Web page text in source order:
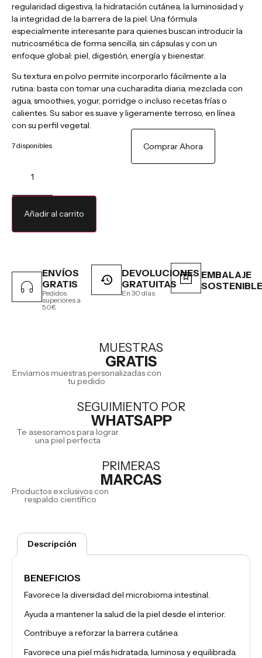
regularidad digestiva, la hidratación cutánea, la luminosidad y
la integridad de la barrera de la piel. Una fórmula
especialmente interesante para quienes buscan introducir la
nutricosmética de forma sencilla, sin cápsulas y con un
enfoque global: piel, digestión, energía y bienestar.
Su textura en polvo permite incorporarlo fácilmente a la
rutina: basta con tomar una cucharadita diaria, mezclada con
agua, smoothies, yogur, porridge o incluso recetas frías o
calientes. Su sabor es suave y ligeramente terroso, en línea
con su perfil vegetal.
7 disponibles
Añadir al carrito
Comprar Ahora
ENVÍOS
GRATIS
Pedidos
superiores a
50€
DEVOLUCIONES
GRATUITAS
En 30 días
EMBALAJE
SOSTENIBLE
MUESTRAS
GRATIS
Enviamos muestras personalizadas con
tu pedido
SEGUIMIENTO POR
WHATSAPP
Te asesoramos para lograr
una piel perfecta
PRIMERAS
MARCAS
Productos exclusivos con
respaldo científico
Descripción
BENEFICIOS
Favorece la diversidad del microbioma intestinal.
Ayuda a mantener la salud de la piel desde el interior.
Contribuye a reforzar la barrera cutánea.
Favorece una piel más hidratada, luminosa y equilibrada.